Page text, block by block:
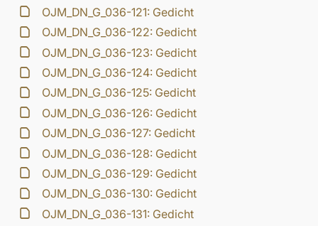
OJM_DN_G_036-121: Gedicht
OJM_DN_G_036-122: Gedicht
OJM_DN_G_036-123: Gedicht
OJM_DN_G_036-124: Gedicht
OJM_DN_G_036-125: Gedicht
OJM_DN_G_036-126: Gedicht
OJM_DN_G_036-127: Gedicht
OJM_DN_G_036-128: Gedicht
OJM_DN_G_036-129: Gedicht
OJM_DN_G_036-130: Gedicht
OJM_DN_G_036-131: Gedicht